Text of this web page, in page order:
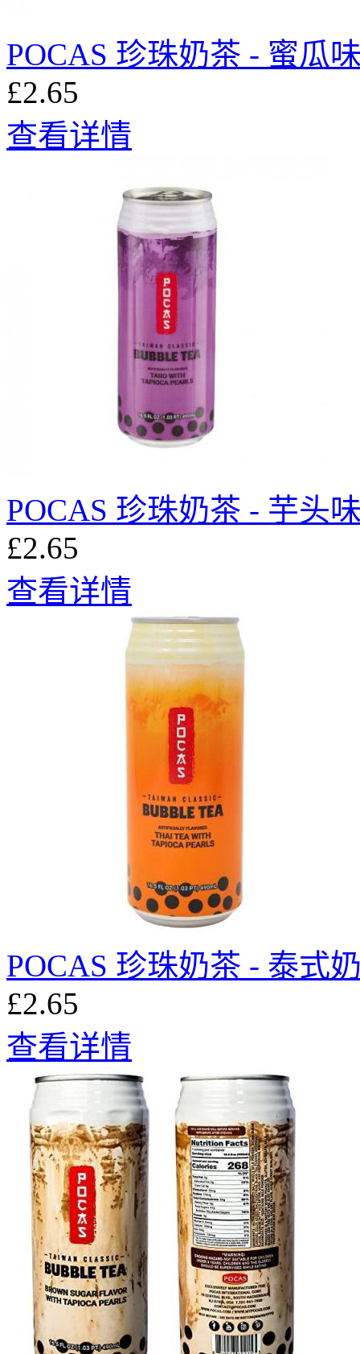
POCAS 珍珠奶茶 - 蜜瓜
£2.65
查看详情
POCAS 珍珠奶茶 - 芋头
£2.65
查看详情
POCAS 珍珠奶茶 - 泰式
£2.65
查看详情